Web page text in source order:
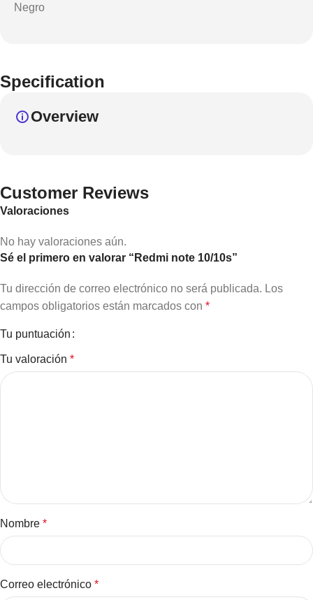
Negro
Specification
Overview
Customer Reviews
Valoraciones
No hay valoraciones aún.
Sé el primero en valorar “Redmi note 10/10s”
Tu dirección de correo electrónico no será publicada. Los
campos obligatorios están marcados con *
Tu puntuación
Tu valoración *
Nombre *
Correo electrónico *